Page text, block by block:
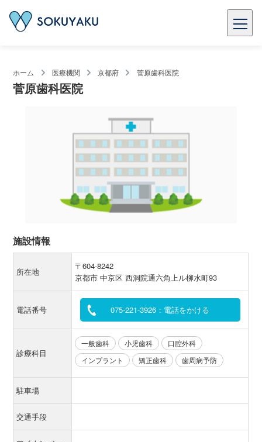
ホーム 医療機関 京都府 菅原歯科医院
菅原歯科医院
施設情報
所在地
〒604-8242
京都市 中京区 西洞院通六角上ル柳水町93
電話番号 075-221-3926：電話をかける
診療科目
一般歯科 小児歯科
口腔外科
インプラント
矯正歯科 歯周病予防
駐車場
交通手段